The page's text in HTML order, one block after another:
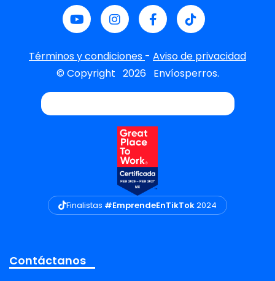
Términos y condiciones - Aviso de privacidad
© Copyright 2026 Envíosperros.
Finalistas #EmprendeEnTikTok2024
Contáctanos